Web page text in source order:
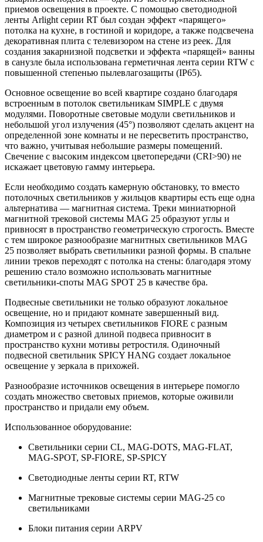
приемов освещения в проекте. С помощью светодиодной
ленты Arlight серии RT был создан эффект «парящего»
потолка на кухне, в гостиной и коридоре, а также подсвечена
декоративная плита с телевизором на стене из реек. Для
создания закарнизной подсветки и эффекта «парящей» ванны
в санузле была использована герметичная лента серии RTW с
повышенной степенью пылевлагозащиты (IP65).
Основное освещение во всей квартире создано благодаря
встроенным в потолок светильникам SIMPLE с двумя
модулями. Поворотные световые модули светильников и
небольшой угол излучения (45°) позволяют сделать акцент на
определенной зоне комнаты и не пересветить пространство,
что важно, учитывая небольшие размеры помещений.
Свечение с высоким индексом цветопередачи (CRI>90) не
искажает цветовую гамму интерьера.
Если необходимо создать камерную обстановку, то вместо
потолочных светильников у жильцов квартиры есть еще одна
альтернатива — магнитная система. Треки миниатюрной
магнитной трековой системы MAG 25 образуют углы и
привносят в пространство геометрическую строгость. Вместе
с тем широкое разнообразие магнитных светильников MAG
25 позволяет выбрать светильники разной формы. В спальне
линии треков переходят с потолка на стены: благодаря этому
решению стало возможно использовать магнитные
светильники-споты MAG SPOT 25 в качестве бра.
Подвесные светильники не только образуют локальное
освещение, но и придают комнате завершенный вид.
Композиция из четырех светильников FIORE с разным
диаметром и с разной длиной подвеса привносит в
пространство кухни мотивы ретростиля. Одиночный
подвесной светильник SPICY HANG создает локальное
освещение у зеркала в прихожей.
Разнообразие источников освещения в интерьере помогло
создать множество световых приемов, которые оживили
пространство и придали ему объем.
Использованное оборудование:
Светильники серии CL, MAG-DOTS, MAG-FLAT,
MAG-SPOT, SP-FIORE, SP-SPICY
Светодиодные ленты серии RT, RTW
Магнитные трековые системы серии MAG-25 со
светильниками
Блоки питания серии ARPV